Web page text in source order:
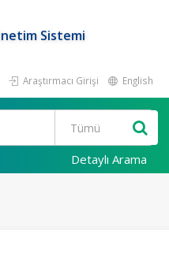
Sistemi
Araştırmacı Girişi English
Detaylı Arama